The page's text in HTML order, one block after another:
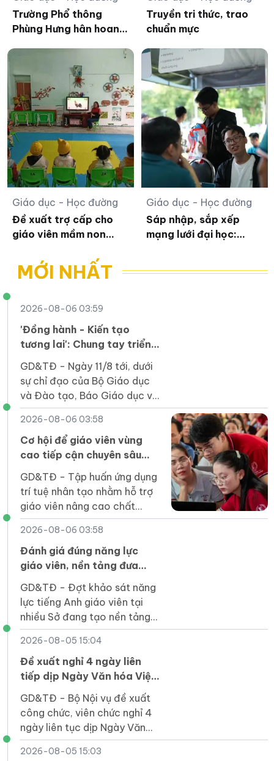
Trường Phổ thông
Phùng Hưng hân hoan
Truyền tri thức, trao
chuẩn mực
Giáo dục - Học đường
Đề xuất trợ cấp cho
giáo viên mầm non
được hưởng chế độ
Giáo dục - Học đường
Sáp nhập, sắp xếp
mạng lưới đại học:
MỚI NHẤT
2026-08-06 03:59
'Đồng hành - Kiến tạo
tương lai': Chung tay triển
khai Chương trình Sức khỏe
học đường
GD&TĐ - Ngày 11/8 tới, dưới
sự chỉ đạo của Bộ Giáo dục
và Đào tạo, Báo Giáo dục và
Thời đại tổ chức Hội thảo
“Đồng hành, kiến tạo tương
lai: Vì một Việt Nam khỏe
mạnh”.
2026-08-06 03:58
Cơ hội để giáo viên vùng
cao tiếp cận chuyên sâu
các công cụ AI
GD&TĐ - Tập huấn ứng dụng
trí tuệ nhân tạo nhằm hỗ trợ
giáo viên nâng cao chất
lượng dạy học.
2026-08-06 03:58
Đánh giá đúng năng lực
giáo viên, nền tảng đưa
tiếng Anh thành ngôn ngữ
thứ hai
GD&TĐ - Đợt khảo sát năng
lực tiếng Anh giáo viên tại
nhiều Sở đang tạo nền tảng
dữ liệu để xây dựng kế hoạch
bồi dưỡng hiệu quả, thực
chất.
2026-08-05 15:04
Đề xuất nghỉ 4 ngày liên
tiếp dịp Ngày Văn hóa Việt
GD&TĐ - Bộ Nội vụ đề xuất
công chức, viên chức nghỉ 4
ngày liên tục dịp Ngày Văn
hóa Việt Nam 2026, từ 21-
24/11, và làm bù vào thứ Bảy
2026-08-05 15:03